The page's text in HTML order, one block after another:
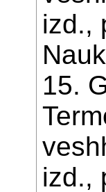
izd.,
15.
izd.,